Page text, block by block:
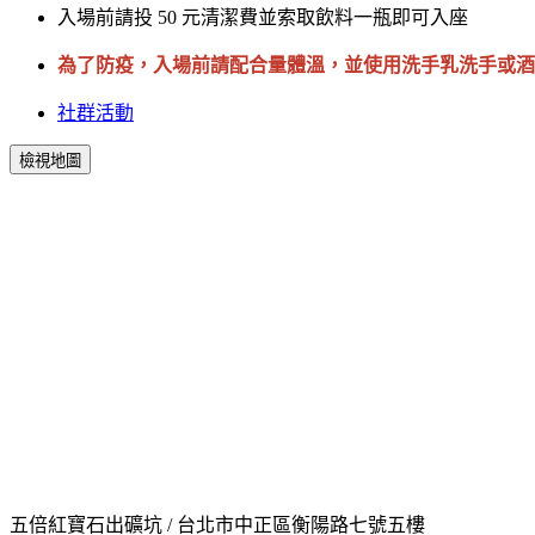
入場前請投 50 元清潔費並索取飲料一瓶即可入座
為了防疫，入場前請配合量體溫，並使用洗手乳洗手或
社群活動
檢視地圖
五倍紅寶石出礦坑 / 台北市中正區衡陽路七號五樓